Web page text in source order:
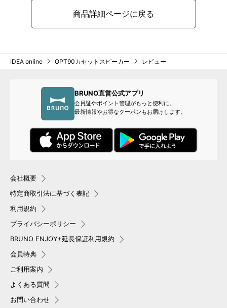
商品詳細ページに戻る
IDEA online OPT90カセットスピーカー レビュー
BRUNO直営公式アプリ
会員証やポイント管理がもっと便利に。
最新情報やお得なクーポンもお届けします。
会社概要
特定商取引法に基づく表記
利用規約
プライバシーポリシー
BRUNO ENJOY+延長保証利用規約
会員特典
ご利用案内
よくある質問
お問い合わせ